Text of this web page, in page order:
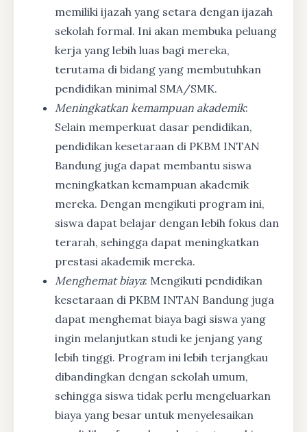
memiliki ijazah yang setara dengan ijazah
sekolah formal. Ini akan membuka peluang
kerja yang lebih luas bagi mereka,
terutama di bidang yang membutuhkan
pendidikan minimal SMA/SMK.
Meningkatkan kemampuan akademik:
Selain memperkuat dasar pendidikan,
pendidikan kesetaraan di PKBM INTAN
Bandung juga dapat membantu siswa
meningkatkan kemampuan akademik
mereka. Dengan mengikuti program ini,
siswa dapat belajar dengan lebih fokus dan
terarah, sehingga dapat meningkatkan
prestasi akademik mereka.
Menghemat biaya: Mengikuti pendidikan
kesetaraan di PKBM INTAN Bandung juga
dapat menghemat biaya bagi siswa yang
ingin melanjutkan studi ke jenjang yang
lebih tinggi. Program ini lebih terjangkau
dibandingkan dengan sekolah umum,
sehingga siswa tidak perlu mengeluarkan
biaya yang besar untuk menyelesaikan